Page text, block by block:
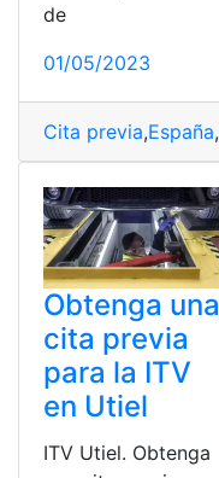
de
01/05/2023
Cita previa,España,
Obtenga una
cita previa
para la ITV
en Utiel
ITV Utiel. Obtenga